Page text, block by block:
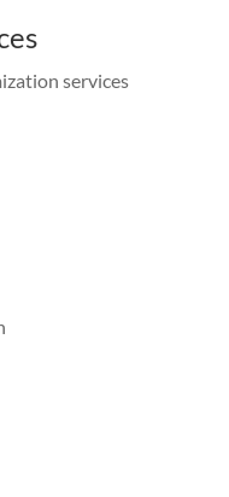
services